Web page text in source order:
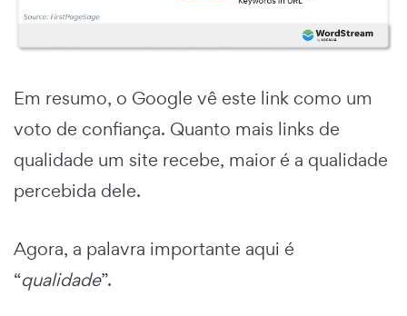
Em resumo, o Google vê este link como um
voto de confiança. Quanto mais links de
qualidade um site recebe, maior é a qualidade
percebida dele.
Agora, a palavra importante aqui é
“qualidade”.